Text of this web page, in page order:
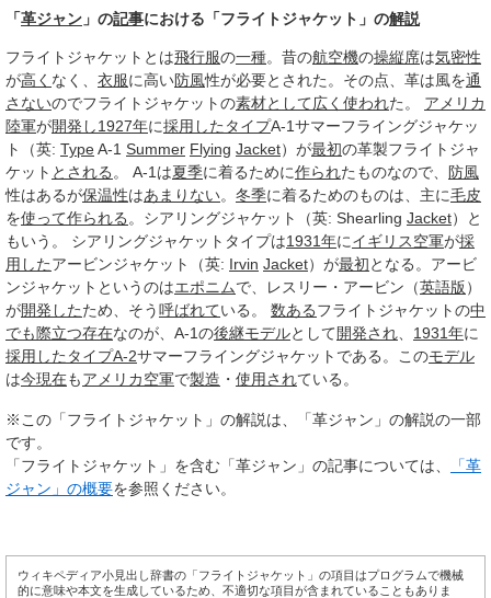
「革ジャン 」の記事における「フライトジャケット」の解説
フライトジャケットとは飛行服の一種。昔の航空機の操縦席は気密性
が高く なく、 衣服に高い防風性が必要とされた。その点、革は風を通
さないのでフライトジャケットの素材として広く 使われた。 アメリカ
陸軍が開発し1927年に採用した タイプA-1サマーフライングジャケッ
ト（英: TypeA-1 Summer Flying Jacket）が最初の革製フライトジャ
ケット とされる 。 A-1は夏季に着るために作られたものなので、 防風
性はあるが保温性はあまりない。 冬季に着るためのものは、主に毛皮
を使って作られる 。シアリングジャケット（英: Shearling Jacket）と
もいう。 シアリングジャケットタイプは1931年にイギリス空軍が採
用したアービンジャケット（英: Irvin Jacket）が最初となる。アービ
ンジャケットというのはエポニムで、レスリー・アービン（英語版）
が開発したため、そう呼ばれている。 数あるフライトジャケットの中
でも際立つ存在なのが、A-1の後継モデルとして開発され 1931年に
採用した タイプA-2サマーフライングジャケットである。このモデル
は今現在もアメリカ空軍で製造 ・ 使用されている。
※この「フライトジャケット」の解説は、「革ジャン」の解説の一部
です。
「フライトジャケット」を含む「革ジャン」の記事については、
「革
ジャン」の概要を参照ください。
ウィキペディア小見出し辞書の「フライトジャケット」の項目はプログラムで機械
的に意味や本文を生成しているため、不適切な項目が含まれていることもありま